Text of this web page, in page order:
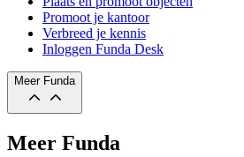
Promoot je kantoor
Verbreed je kennis
Inloggen Funda Desk
Meer Funda
Meer Funda